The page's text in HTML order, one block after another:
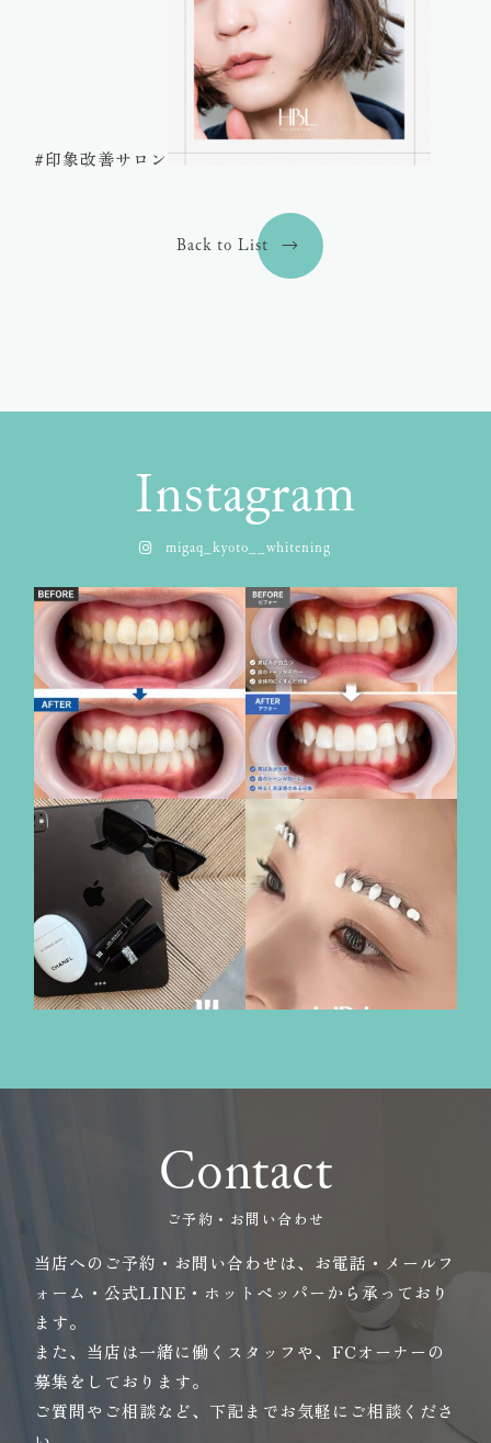
#印象改善サロン
Back to List
Instagram
migaq_kyoto__whitening
Contact
ご予約・お問い合わせ
当店へのご予約・お問い合わせは、お電話・メールフ
ォーム・公式LINE・ホットペッパーから承っており
ます。
また、当店は一緒に働くスタッフや、FCオーナーの
募集をしております。
ご質問やご相談など、下記までお気軽にご相談くださ